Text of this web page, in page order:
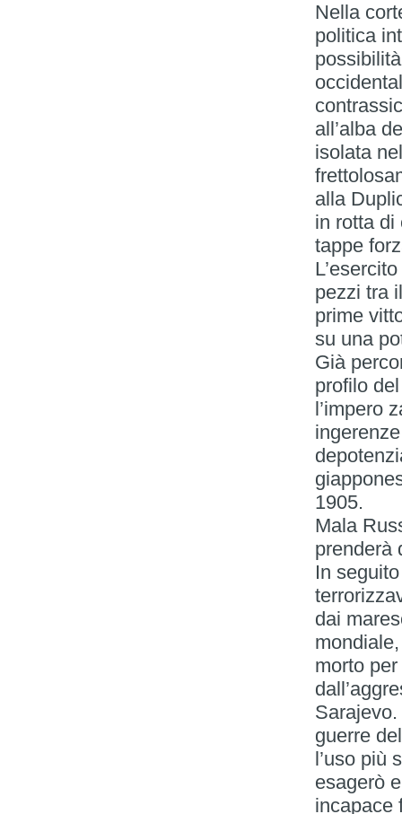
Nella
politica
all’alba
isolata
alla
in rotta di
tappe
pezzi tra
prime
su una
Già
profilo
l’impero
1905.
Mala
prenderà
In
dai
morto per
guerre
l’uso più
esagerò
incapace